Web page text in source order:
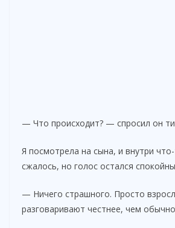
— Что происходит? — спросил он
Я посмотрела на сына, и внутри
сжалось, но голос остался
— Ничего страшного. Просто
разговаривают честнее, чем